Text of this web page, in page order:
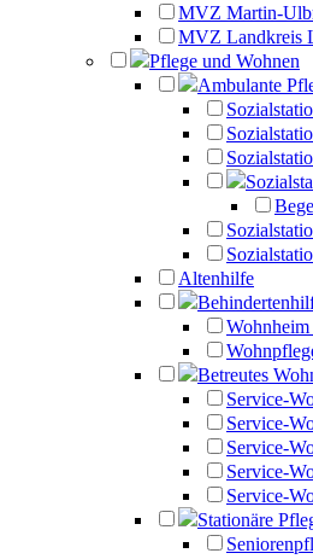
MVZ Martin-
MVZ Landkreis
Pflege und Wohnen
Ambulante
Altenhilfe
Betreutes
Service-
Service-
Service-
Service-
Service-
Stationäre